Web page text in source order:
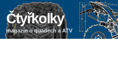
Čtyřkolky
magazín o quadech a ATV